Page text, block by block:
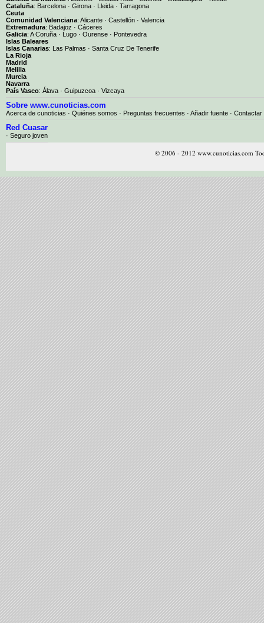
Cataluña: Barcelona · Girona · Lleida · Tarragona
Ceuta
Comunidad Valenciana: Alicante · Castellón · Valencia
Extremadura: Badajoz · Cáceres
Galicia: A Coruña · Lugo · Ourense · Pontevedra
Islas Baleares
Islas Canarias: Las Palmas · Santa Cruz De Tenerife
La Rioja
Madrid
Melilla
Murcia
Navarra
País Vasco: Álava · Guipuzcoa · Vizcaya
Sobre www.cunoticias.com
Acerca de cunoticias · Quiénes somos · Preguntas frecuentes · Añadir fuente · Contactar
Red Cuasar
· Seguro joven
© 2006 - 2012 www.cunoticias.com